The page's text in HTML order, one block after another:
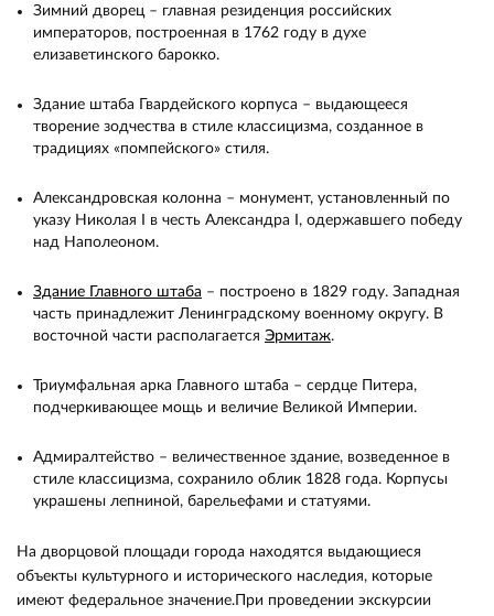
Зимний дворец – главная резиденция российских
императоров, построенная в 1762 году в духе
елизаветинского барокко.
Здание штаба Гвардейского корпуса – выдающееся
творение зодчества в стиле классицизма, созданное в
традициях «помпейского» стиля.
Александровская колонна – монумент, установленный по
указу Николая I в честь Александра I, одержавшего победу
над Наполеоном.
Здание Главного штаба – построено в 1829 году. Западная
часть принадлежит Ленинградскому военному округу. В
восточной части располагается Эрмитаж.
Триумфальная арка Главного штаба – сердце Питера,
подчеркивающее мощь и величие Великой Империи.
Адмиралтейство – величественное здание, возведенное в
стиле классицизма, сохранило облик 1828 года. Корпусы
украшены лепниной, барельефами и статуями.
На дворцовой площади города находятся выдающиеся
объекты культурного и исторического наследия, которые
имеют федеральное значение.При проведении экскурсии